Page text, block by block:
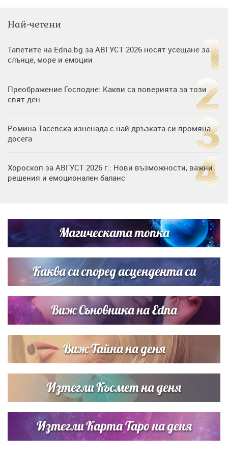
Най-четени
Тапетите на Edna.bg за АВГУСТ 2026 носят усещане за
слънце, море и емоции
Преображение Господне: Какви са поверията за този
свят ден
Ромина Тасевска изненада с най-дръзката си промяна
досега
Хороскоп за АВГУСТ 2026 г.: Нови възможности, важни
решения и емоционален баланс
си деца на семейна морска приказка
Звездна ваканция в Майорка: Дженифър Анистън,
Кортни Кокс и Джим Къртис заедно на яхта
Магическата топка
Каква си според асцендента си
Виж Съновника на Edna
Виж Тайна на деня
Изтегли Късмет на деня
Изтегли Карта Таро на деня